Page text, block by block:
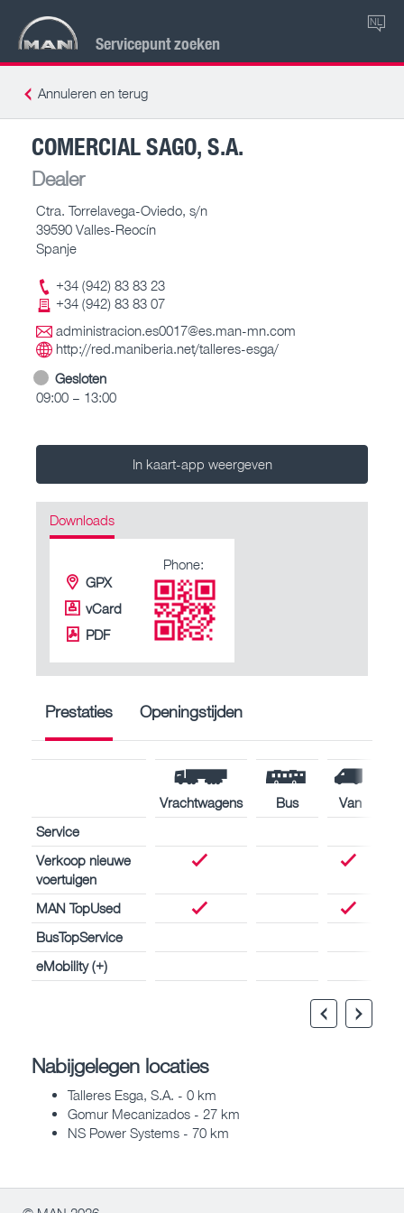
Servicepunt zoeken
NL
Annuleren en terug
COMERCIAL SAGO, S.A.
Dealer
Ctra. Torrelavega-Oviedo, s/n
39590 Valles-Reocín
Spanje
+34 (942) 83 83 23
+34 (942) 83 83 07
administracion.es0017@es.man-mn.com
http://red.maniberia.net/talleres-esga/
Gesloten
09:00 – 13:00
In kaart-app weergeven
Downloads
GPX
vCard
PDF
Phone:
Prestaties Openingstijden
Vrachtwagens Bus
Van
Service
Verkoop nieuwe
voertuigen
MAN TopUsed
BusTopService
eMobility (+)
Nabijgelegen locaties
Talleres Esga, S.A. - 0 km
Gomur Mecanizados - 27 km
NS Power Systems - 70 km